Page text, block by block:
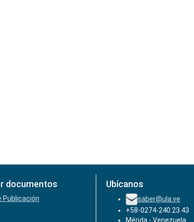
documentos
Publicación
Ubícanos
saber@ula.ve
+58-0274-240.23.43
Mérida - Venezuela